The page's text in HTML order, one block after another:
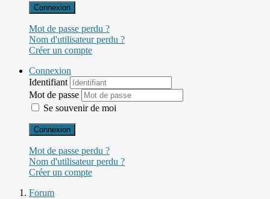
Connexion
Mot de passe perdu ?
Nom d'utilisateur perdu ?
Créer un compte
Connexion
Identifiant
Mot de passe
Se souvenir de moi
Connexion
Mot de passe perdu ?
Nom d'utilisateur perdu ?
Créer un compte
Forum